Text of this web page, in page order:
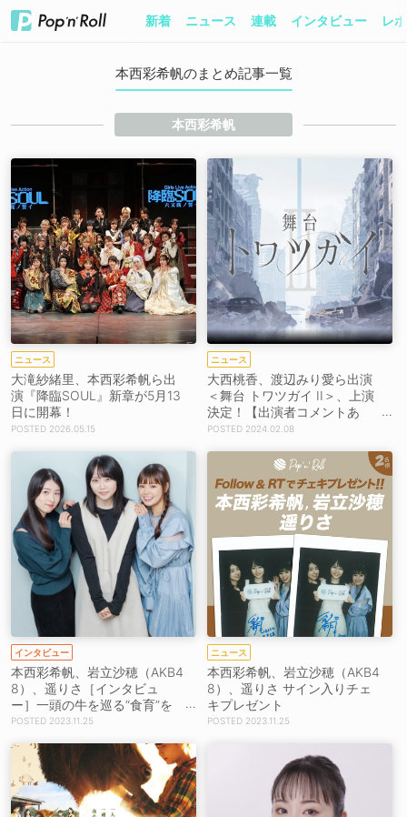
新着 ニュース 連載 インタビュー レ
本西彩希帆のまとめ記事一覧
本西彩希帆
ニュース
大滝紗緒里、本西彩希帆ら出
演『降臨SOUL』新章が5月13
日に開幕！
2026.05.15
ニュース
大西桃香、渡辺みり愛ら出演
＜舞台 トワツガイ II＞、上演
決定！【出演者コメントあ
り】
2024.02.08
インタビュー
本西彩希帆、岩立沙穂（AKB4
8）、遥りさ［インタビュ
ー］一頭の牛を巡る“食育”を
テーマにした舞台で伝えたい
け継いでいかないといけな
い」
2023.11.25
ニュース
本西彩希帆、岩立沙穂（AKB4
8）、遥りさ サイン入りチェ
キプレゼント
2023.11.25